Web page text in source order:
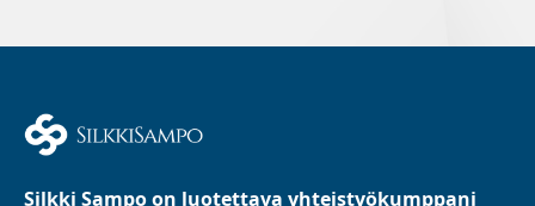
Silkki Sampo on luotettava yhteistyökumppani